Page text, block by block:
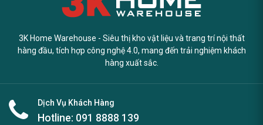
3K Home Warehouse - Siêu thị kho vật liệu và trang trí nội thất
hàng đầu, tích hợp công nghệ 4.0, mang đến trải nghiệm khách
hàng xuất sắc.
Dịch Vụ Khách Hàng
Hotline: 091 8888 139